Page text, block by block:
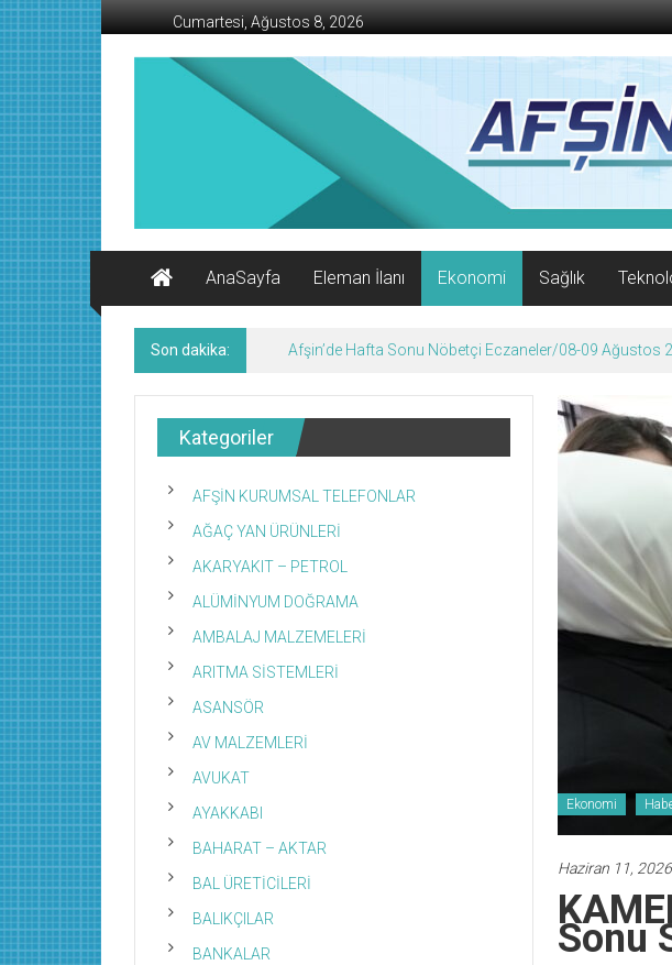
İçeriğe
geç
Cumartesi, Ağustos 8, 2026
AFŞİN
Ekonomi
Kanalı
AnaSayfa
Eleman İlanı Ekonomi Sağlık
Son dakika: KMTSO Yeni Hizmet Binası Törenle Açıldı!
Ekonomi
Haziran 11, 2026
Sonu
Kategoriler
AFŞİN KURUMSAL TELEFONLAR
AĞAÇ YAN ÜRÜNLERİ
AKARYAKIT – PETROL
ALÜMİNYUM DOĞRAMA
AMBALAJ MALZEMELERİ
ARITMA SİSTEMLERİ
ASANSÖR
AV MALZEMLERİ
AVUKAT
AYAKKABI
BAHARAT – AKTAR
BAL ÜRETİCİLERİ
BALIKÇILAR
BANKALAR